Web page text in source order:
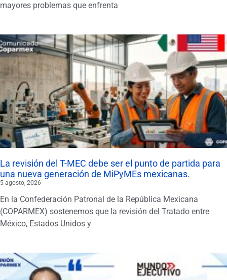
mayores problemas que enfrenta
La revisión del T-MEC debe ser el punto de partida para
una nueva generación de MiPyMEs mexicanas.
5 agosto, 2026
En la Confederación Patronal de la República Mexicana
(COPARMEX) sostenemos que la revisión del Tratado entre
México, Estados Unidos y